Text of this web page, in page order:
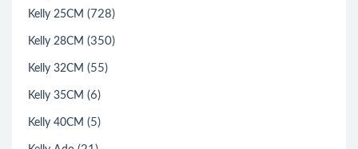
Kelly 25CM (728)
Kelly 28CM (350)
Kelly 32CM (55)
Kelly 35CM (6)
Kelly 40CM (5)